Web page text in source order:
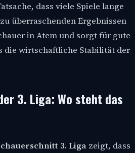
dass viele Spiele lange
überraschenden Ergebnissen
in Atem und sorgt für gute
die wirtschaftliche Stabilität der
3. Liga: Wo steht das
3. Liga zeigt, dass